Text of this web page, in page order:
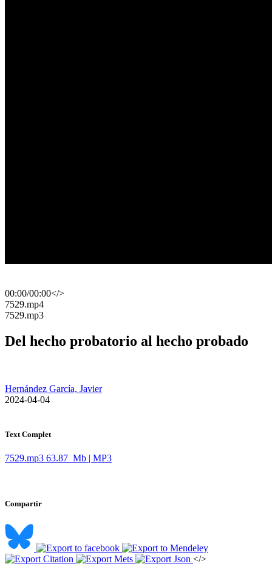
00:00/00:00</>
​7529.mp4
​7529.mp3
Del hecho probatorio al hecho probado
Hernández García, Javier
​ 2024-04-04
Text Complet
7529.mp3 63.87 Mb | MP3
Compartir
</>